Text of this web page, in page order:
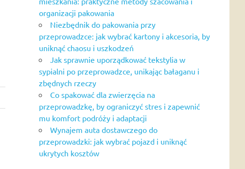
organizacji pakowania
Niezbędnik do pakowania przy
przeprowadzce: jak wybrać kartony i akcesoria, by
uniknąć chaosu i uszkodzeń
Jak sprawnie uporządkować tekstylia w
sypialni po przeprowadzce, unikając bałaganu i
zbędnych rzeczy
Co spakować dla zwierzęcia na
przeprowadzkę, by ograniczyć stres i zapewnić
mu komfort podróży i adaptacji
Wynajem auta dostawczego do
przeprowadzki: jak wybrać pojazd i uniknąć
ukrytych kosztów